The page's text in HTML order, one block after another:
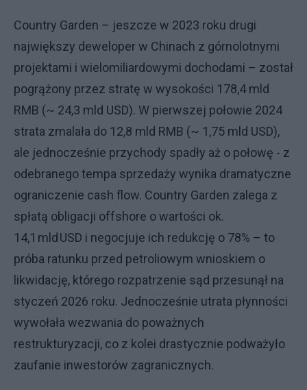
Country Garden – jeszcze w 2023 roku drugi
największy deweloper w Chinach z górnolotnymi
projektami i wielomiliardowymi dochodami – został
pogrążony przez stratę w wysokości 178,4 mld
RMB (~ 24,3 mld USD). W pierwszej połowie 2024
strata zmalała do 12,8 mld RMB (~ 1,75 mld USD),
ale jednocześnie przychody spadły aż o połowę - z
odebranego tempa sprzedaży wynika dramatyczne
ograniczenie cash flow. Country Garden zalega z
spłatą obligacji offshore o wartości ok.
14,1 mld USD i negocjuje ich redukcję o 78% – to
próba ratunku przed petroliowym wnioskiem o
likwidację, którego rozpatrzenie sąd przesunął na
styczeń 2026 roku. Jednocześnie utrata płynności
wywołała wezwania do poważnych
restrukturyzacji, co z kolei drastycznie podważyło
zaufanie inwestorów zagranicznych.